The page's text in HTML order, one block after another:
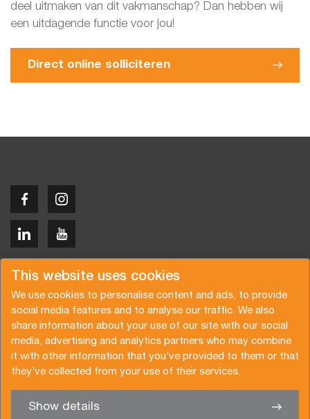
This website uses cookies
We use cookies to personalise content and ads, to provide
social media features and to analyse our traffic. We also
share information about your use of our site with our social
media, advertising and analytics partners who may combine
it with other information that you’ve provided to them or that
they’ve collected from your use of their services.
Show details
deel uitmaken van dit vakmanschap? Dan hebben wij
een uitdagende functie voor jou!
Direct online solliciteren
Copyright © 2026 Van der Vlist
Request a quote
Subscribe to the newsletter
General terms and conditions
Privacy policy
Brochure
Certifications